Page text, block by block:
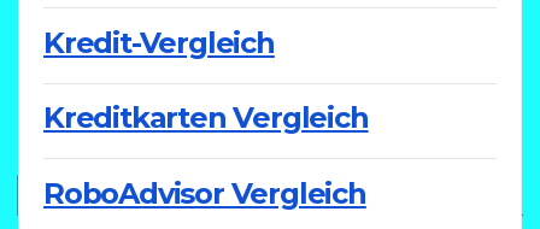
Kredit-Vergleich
Kreditkarten Vergleich
RoboAdvisor Vergleich